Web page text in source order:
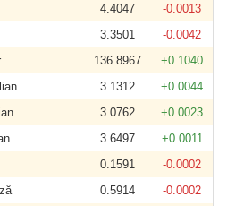
4.4047
-0.0013
3.3501
-0.0042
136.8967
+0.1040
3.1312
+0.0044
3.0762
+0.0023
3.6497
+0.0011
0.1591
-0.0002
0.5914
-0.0002